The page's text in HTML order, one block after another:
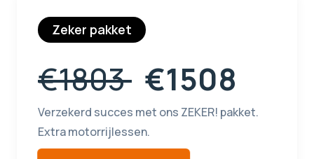
Zeker pakket
€1803 €1508
Verzekerd succes met ons ZEKER! pakket.
Extra motorrijlessen.